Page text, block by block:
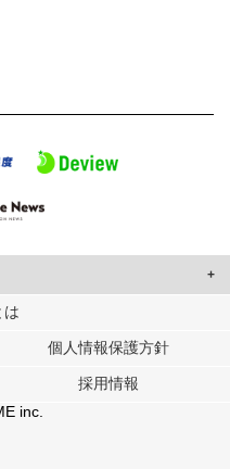
ーに合わせたコンテンツや広告の
ナーに提供しています。
ートナーに提供した他の情報や、
たときに収集した他の情報を組み
は
個人情報保護方針
採用情報
inc.